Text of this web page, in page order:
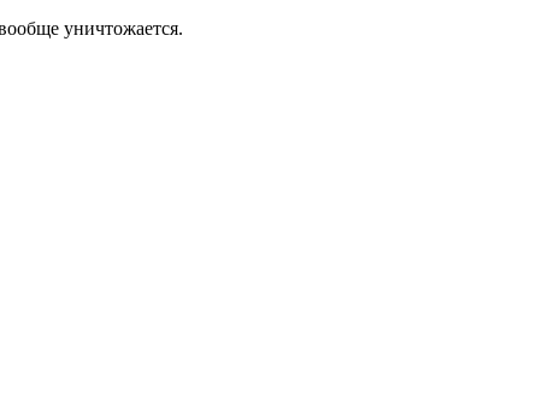
уничтожается.